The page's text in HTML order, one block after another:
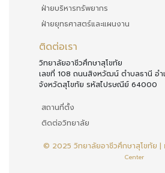
ฝ่ายบริหารทรัพยากร
ฝ่ายยุทธศาสตร์และแผนงาน
ติดต่อเรา
วิทยาลัยอาชีวศึกษาสุโขทัย
เลขที่ 108 ถนนสิงหวัฒน์ ตำบลธานี อำ
จังหวัดสุโขทัย รหัสไปรษณีย์ 64000
สถานที่ตั้ง
ติดต่อวิทยาลัย
© 2025 วิทยาลัยอาชีวศึกษาสุโขทัย |
Center